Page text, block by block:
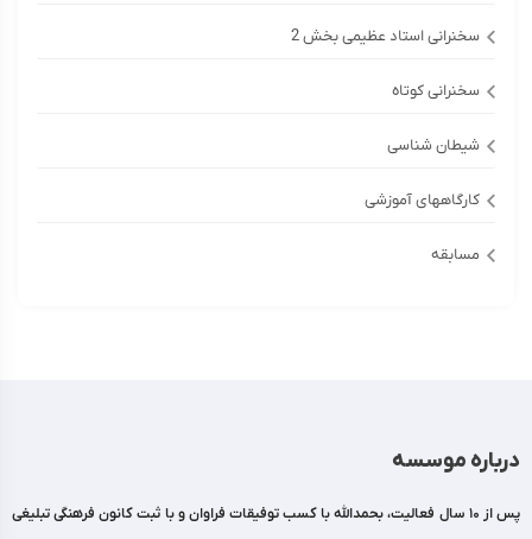
سخنرانی استاد عظیمی بخش 2
سخنرانی کوتاه
شیطان شناسی
کارگاههای آموزشی
مسابقه
درباره موسسه
پس از 10 سال فعالیت، بحمدالله با کسب توفیقات فراوان و با ثبت کانون فرهنگی تبلیغی